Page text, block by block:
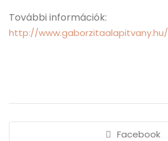
További információk:
http://www.gaborzitaalapitvany.hu/
Facebook